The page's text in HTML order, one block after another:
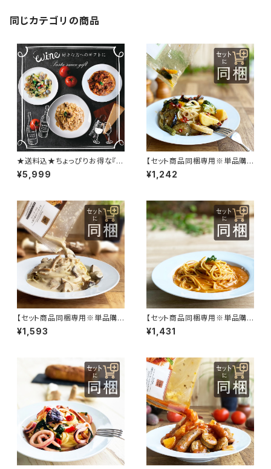
同じカテゴリの商品
★送料込★ちょっぴりお得な『ワ
イン好きな方へのパスタソース3
種セット』ギフトにも！
¥5,999
【セット商品同梱専用※単品購
入不可】8種類の野菜が入った
ペペロンチーノソース
¥1,242
【セット商品同梱専用※単品購
入不可】ポルチーニの香り漂う
クリームソース
¥1,593
【セット商品同梱専用※単品購
入不可】オマール海老と渡り蟹
の濃厚クリームソース
¥1,431